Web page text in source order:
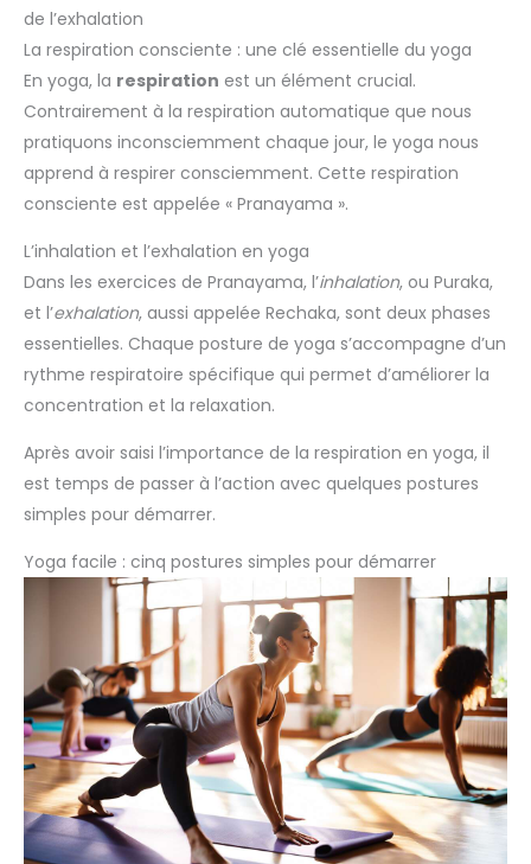
de l’exhalation
La respiration consciente : une clé essentielle du yoga
En yoga, la respiration est un élément crucial.
Contrairement à la respiration automatique que nous
pratiquons inconsciemment chaque jour, le yoga nous
apprend à respirer consciemment. Cette respiration
consciente est appelée « Pranayama ».
L’inhalation et l’exhalation en yoga
Dans les exercices de Pranayama, l’inhalation, ou Puraka,
et l’exhalation, aussi appelée Rechaka, sont deux phases
essentielles. Chaque posture de yoga s’accompagne d’un
rythme respiratoire spécifique qui permet d’améliorer la
concentration et la relaxation.
Après avoir saisi l’importance de la respiration en yoga, il
est temps de passer à l’action avec quelques postures
simples pour démarrer.
Yoga facile : cinq postures simples pour démarrer